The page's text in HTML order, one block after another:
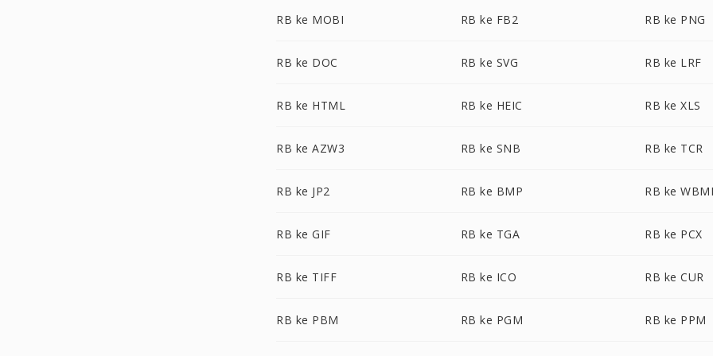
RB ke MOBI RB ke FB2 RB ke PNG
RB ke DOC RB ke SVG RB ke LRF
RB ke HTML RB ke HEIC RB ke XLS
RB ke AZW3 RB ke SNB RB ke TCR
RB ke JP2 RB ke BMP RB ke
RB ke GIF RB ke TGA RB ke PCX
RB ke TIFF RB ke ICO RB ke CUR
RB ke PBM RB ke PGM RB ke PPM